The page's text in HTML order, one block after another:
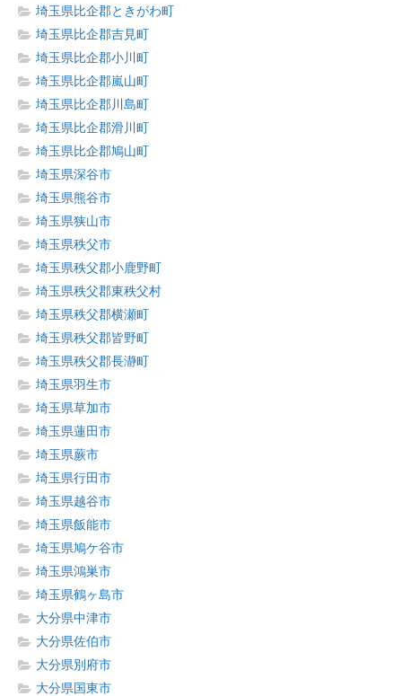
埼玉県比企郡ときがわ町
埼玉県比企郡吉見町
埼玉県比企郡小川町
埼玉県比企郡嵐山町
埼玉県比企郡川島町
埼玉県比企郡滑川町
埼玉県比企郡鳩山町
埼玉県深谷市
埼玉県熊谷市
埼玉県狭山市
埼玉県秩父市
埼玉県秩父郡小鹿野町
埼玉県秩父郡東秩父村
埼玉県秩父郡横瀬町
埼玉県秩父郡皆野町
埼玉県秩父郡長瀞町
埼玉県羽生市
埼玉県草加市
埼玉県蓮田市
埼玉県蕨市
埼玉県行田市
埼玉県越谷市
埼玉県飯能市
埼玉県鳩ケ谷市
埼玉県鴻巣市
埼玉県鶴ヶ島市
大分県中津市
大分県佐伯市
大分県別府市
大分県国東市